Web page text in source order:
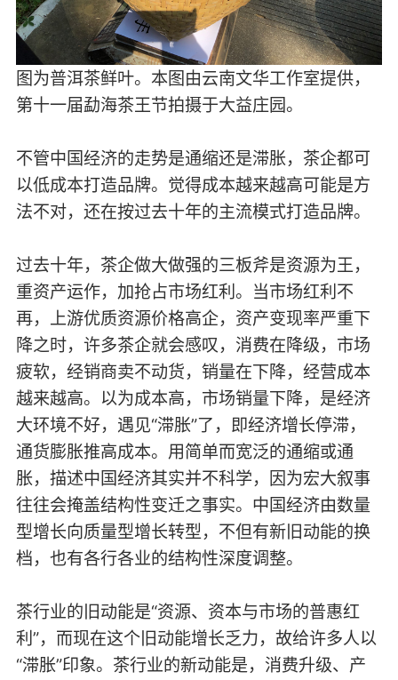
图为普洱茶鲜叶。本图由云南文华工作室提供，
第十一届勐海茶王节拍摄于大益庄园。
不管中国经济的走势是通缩还是滞胀，茶企都可
以低成本打造品牌。觉得成本越来越高可能是方
法不对，还在按过去十年的主流模式打造品牌。
过去十年，茶企做大做强的三板斧是资源为王，
重资产运作，加抢占市场红利。当市场红利不
再，上游优质资源价格高企，资产变现率严重下
降之时，许多茶企就会感叹，消费在降级，市场
疲软，经销商卖不动货，销量在下降，经营成本
越来越高。以为成本高，市场销量下降，是经济
大环境不好，遇见“滞胀”了，即经济增长停滞，
通货膨胀推高成本。用简单而宽泛的通缩或通
胀，描述中国经济其实并不科学，因为宏大叙事
往往会掩盖结构性变迁之事实。中国经济由数量
型增长向质量型增长转型，不但有新旧动能的换
档，也有各行各业的结构性深度调整。
茶行业的旧动能是“资源、资本与市场的普惠红
利”，而现在这个旧动能增长乏力，故给许多人以
“滞胀”印象。茶行业的新动能是，消费升级、产